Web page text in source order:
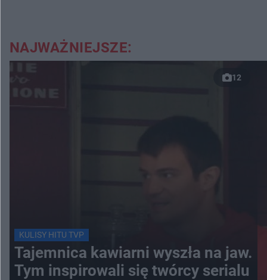
NAJWAŻNIEJSZE:
12
KULISY HITU TVP
Tajemnica kawiarni wyszła na jaw.
Tym inspirowali się twórcy serialu